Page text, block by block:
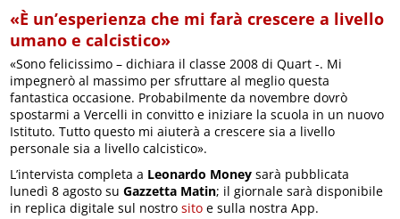
«È un’esperienza che mi farà crescere a livello
umano e calcistico»
«Sono felicissimo – dichiara il classe 2008 di Quart -. Mi
impegnerò al massimo per sfruttare al meglio questa
fantastica occasione. Probabilmente da novembre dovrò
spostarmi a Vercelli in convitto e iniziare la scuola in un nuovo
Istituto. Tutto questo mi aiuterà a crescere sia a livello
personale sia a livello calcistico».
L’intervista completa a Leonardo Money sarà pubblicata
lunedì 8 agosto suGazzetta Matin; il giornale sarà disponibile
in replica digitale sul nostrosito e sulla nostra App.